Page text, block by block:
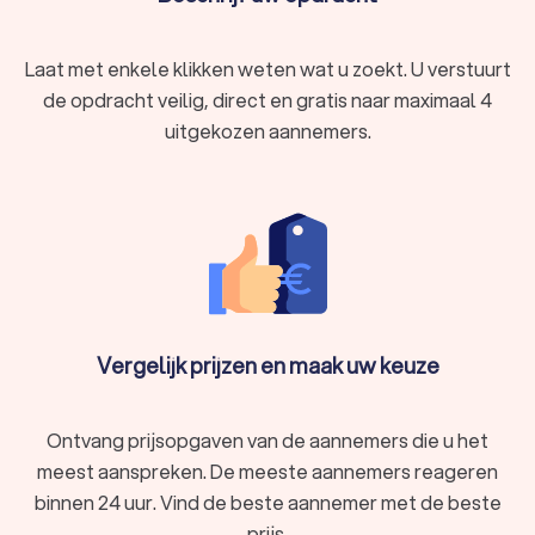
Laat met enkele klikken weten wat u zoekt. U verstuurt
de opdracht veilig, direct en gratis naar maximaal 4
uitgekozen aannemers.
Vergelijk prijzen en maak uw keuze
Ontvang prijsopgaven van de aannemers die u het
meest aanspreken. De meeste aannemers reageren
binnen 24 uur. Vind de beste aannemer met de beste